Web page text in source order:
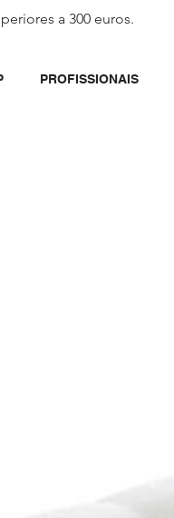
a 300 euros.
PROFISSIONAIS